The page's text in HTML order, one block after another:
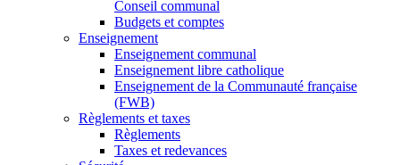
Conseil communal
Budgets et comptes
Enseignement
Enseignement communal
Enseignement libre catholique
Enseignement de la Communauté française
(FWB)
Règlements et taxes
Règlements
Taxes et redevances